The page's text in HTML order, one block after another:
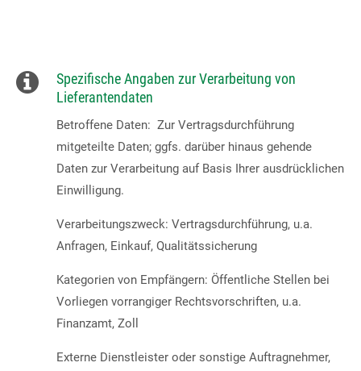
Spezifische Angaben zur Verarbeitung von
Lieferantendaten
Betroffene Daten: Zur Vertragsdurchführung
mitgeteilte Daten; ggfs. darüber hinaus gehende
Daten zur Verarbeitung auf Basis Ihrer ausdrücklichen
Einwilligung.
Verarbeitungszweck: Vertragsdurchführung, u.a.
Anfragen, Einkauf, Qualitätssicherung
Kategorien von Empfängern: Öffentliche Stellen bei
Vorliegen vorrangiger Rechtsvorschriften, u.a.
Finanzamt, Zoll
Externe Dienstleister oder sonstige Auftragnehmer,